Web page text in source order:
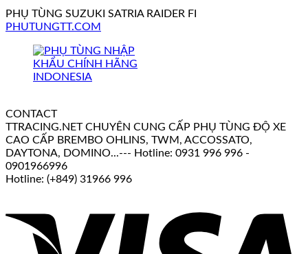
PHỤ TÙNG SUZUKI SATRIA RAIDER FI
PHUTUNGTT.COM
CONTACT
TTRACING.NET CHUYÊN CUNG CẤP PHỤ TÙNG ĐỘ XE
CAO CẤP BREMBO OHLINS, TWM, ACCOSSATO,
DAYTONA, DOMINO...--- Hotline: 0931 996 996 -
0901966996
Hotline: (+849) 31966 996